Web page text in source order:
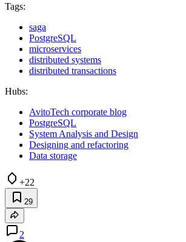
Tags:
saga
PostgreSQL
microservices
distributed systems
distributed transactions
Hubs:
AvitoTech corporate blog
PostgreSQL
System Analysis and Design
Designing and refactoring
Data storage
+22
29
2